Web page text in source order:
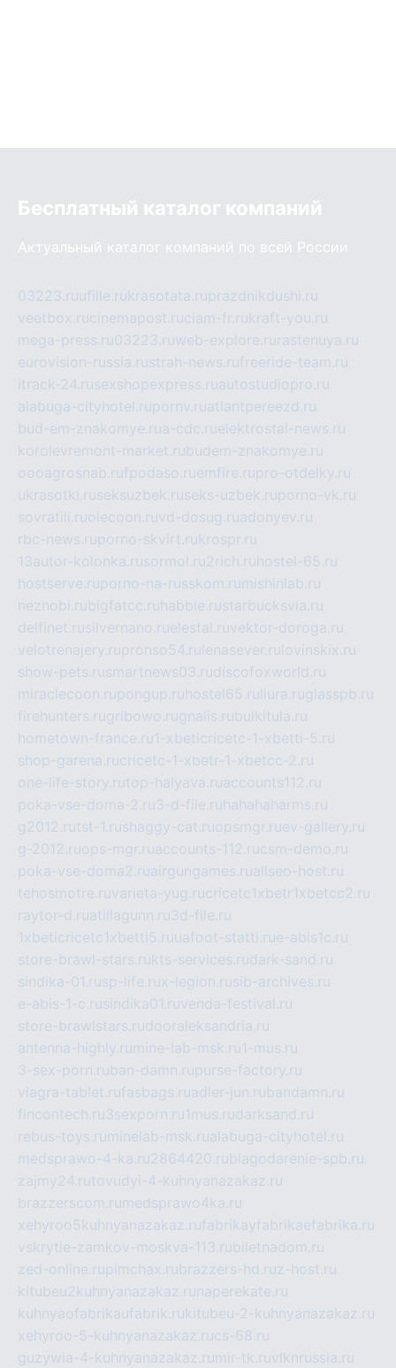
Бесплатный каталог компаний
Актуальный каталог компаний по всей России
03223.ruufille.rukrasotata.ruprazdnikdushi.ru
veetbox.rucinemapost.ruciam-fr.rukraft-you.ru
mega-press.ru03223.ruweb-explore.ru rastenuya.ru
eurovision-russia.rustrah-news.rufreeride-team.ru
itrack-24.rusexshopexpress.ruautostudiopro.ru
alabuga-cityhotel.rupornv.ruatlantpereezd.ru
bud-em-znakomye.rua-cdc.ruelektrostal-news.ru
korolevremont-market.rubudem-znakomye.ru
oooagrosnab.rufpodaso.ruemfire.rupro-otdelky.ru
ukrasotki.ruseksuzbek.ruseks-uzbek.ruporno-vk.ru
sovratili.ruolecoon.ruvd-dosug.ruadonyev.ru
rbc-news.ruporno-skvirt.rukrospr.ru
13autor-kolonka.rusormol.ru2rich.ru hostel-65.ru
hostserve.ruporno-na-russkom.ru mishinlab.ru
neznobi.rubigfatcc.ru habble.rustarbucksvia.ru
delfinet.rusilvernano.ruelestal.ruvektor-doroga.ru
velotrenajery.rupronso54.ru lenasever.ru lovinskix.ru
show-pets.rusmartnews03.rudiscofoxworld.ru
miraclecoon.rupongup.ru hostel65.ru liura.ruglasspb.ru
firehunters.rugribowo.rugnalis.rubulkitula.ru
hometown-france.ru1-xbeticricetc-1-xbetti-5.ru
shop-garena.rucricetc-1-xbetr-1-xbetcc-2.ru
one-life-story.rutop-halyava.ruaccounts112.ru
poka-vse-doma-2.ru3-d-file.ru hahahaharms.ru
g2012.rutst-1.rushaggy-cat.ruopsmgr.ruev-gallery.ru
g-2012.ruops-mgr.ruaccounts-112.rucsm-demo.ru
poka-vse-doma2.ruairgungames.ruallseo-host.ru
tehosmotre.ruvarieta-yug.rucricetc1xbetr1xbetcc2.ru
raytor-d.ruatillagunn.ru3d-file.ru
1xbeticricetc1xbetti5.ruuafoot-statti.rue-abis1c.ru
store-brawl-stars.rukts-services.rudark-sand.ru
sindika-01.rusp-life.rux-legion.rusib-archives.ru
e-abis-1-c.rusindika01.ruvenda-festival.ru
store-brawlstars.rudooraleksandria.ru
antenna-highly.ru mine-lab-msk.ru1-mus.ru
3-sex-porn.ruban-damn.rupurse-factory.ru
viagra-tablet.rufasbags.ruadler-jun.rubandamn.ru
fincontech.ru3sexporn.ru1mus.rudarksand.ru
rebus-toys.ru minelab-msk.rualabuga-cityhotel.ru
medsprawo-4-ka.ru2864420.rublagodarenie-spb.ru
zajmy24.rutovudyi-4-kuhnyanazakaz.ru
brazzerscom.ru medsprawo4ka.ru
xehyroo5kuhnyanazakaz.rufabrikayfabrikaefabrika.ru
vskrytie-zamkov-moskva-113.rubiletnadom.ru
zed-online.rupimchax.rubrazzers-hd.ruz-host.ru
kitubeu2kuhnyanazakaz.ru naperekate.ru
kuhnyaofabrikaufabrik.rukitubeu-2-kuhnyanazakaz.ru
xehyroo-5-kuhnyanazakaz.rucs-68.ru
guzywia-4-kuhnyanazakaz.ru mir-tk.ruvlknrussia.ru